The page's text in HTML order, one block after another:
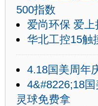
500指数
爱尚环保 爱
华北工控15触
4.18国美周年
4&#8226;18
灵球免费拿